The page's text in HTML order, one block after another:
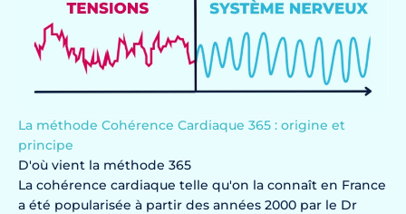
La méthode Cohérence Cardiaque 365 : origine et
principe
D'où vient la méthode 365
La cohérence cardiaque telle qu'on la connaît en France
a été popularisée à partir des années 2000 par le Dr